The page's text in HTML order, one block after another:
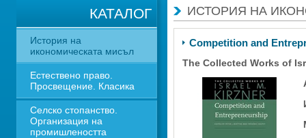
КАТАЛОГ
История на
икономическата мисъл
Естествено право.
Просвещение. Класика
Селско стопанство.
Организация на
промишлеността
ИСТОРИЯ НА
Competition and
The Collected Works of